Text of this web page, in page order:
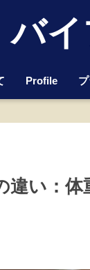
バ
Profile
違い：体